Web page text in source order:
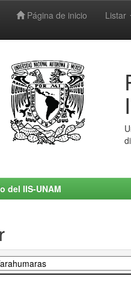
Página de inicio Listar
del IIS-UNAM